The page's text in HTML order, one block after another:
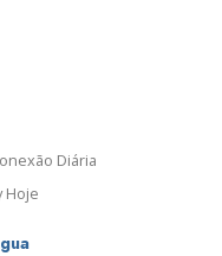
Diária
Hoje